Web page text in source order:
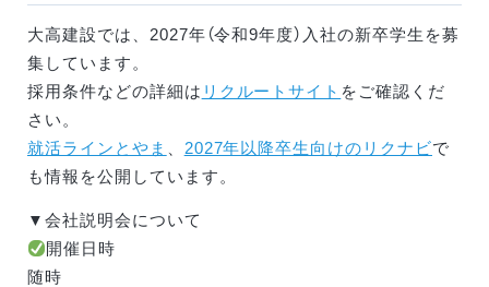
大高建設では、2027年（令和9年度）入社の新卒学生を募
集しています。
採用条件などの詳細は リクルートサイト をご確認くだ
さい。
就活ラインとやま
2027年以降卒生向けのリクナビで
も情報を公開しています。
▼会社説明会について
開催日時
随時